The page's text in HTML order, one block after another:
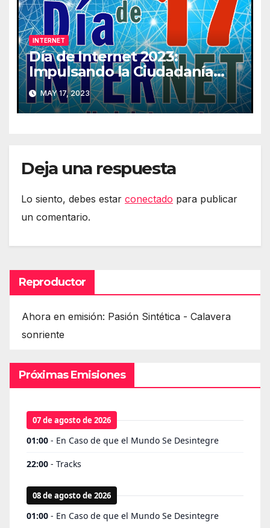
INTERNET
Día de Internet 2023:
Impulsando la Ciudadanía
Digital
MAY 17, 2023
Deja una respuesta
Lo siento, debes estar conectado para publicar
un comentario.
Reproductor
Ahora en emisión: Pasión Sintética - Calavera
sonriente
Próximas Emisiones